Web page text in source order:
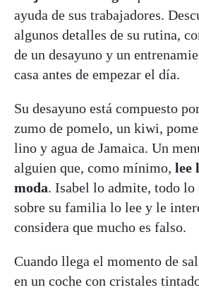
ayuda de sus trabajadores.
algunos detalles de su rutina,
de un desayuno y un
casa antes de empezar el día.
Su desayuno está compuesto
zumo de pomelo, un kiwi,
lino y agua de Jamaica. Un
alguien que, como mínimo, lee
moda. Isabel lo admite, todo lo
sobre su familia lo lee y le
considera que mucho es falso.
Cuando llega el momento de
en un coche con cristales